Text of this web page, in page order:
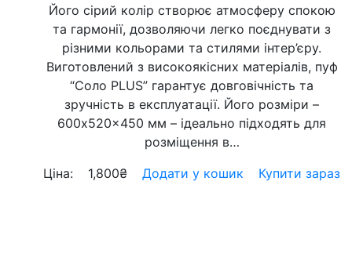
Його сірий колір створює атмосферу спокою
та гармонії, дозволяючи легко поєднувати з
різними кольорами та стилями інтер’єру.
Виготовлений з високоякісних матеріалів, пуф
“Соло PLUS” гарантує довговічність та
зручність в експлуатації. Його розміри –
600x520x450 мм – ідеально підходять для
розміщення в…
Ціна:
1,800₴ Додати у кошик Купити зараз